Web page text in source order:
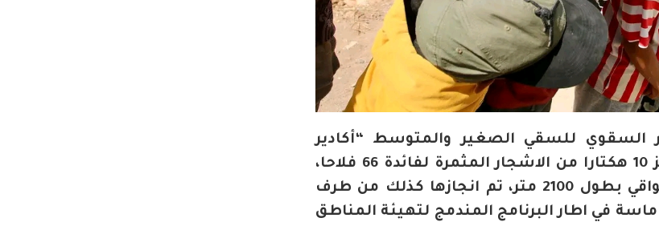
السقوي للسقي الصغير والمتوسط “أكادير
الجامع- تالبورين” الممتد على مساحة تناهز 10 هكتارا من الاشجار المثمرة لفائدة 66 فلاحا،
وتم سقي المدار بفضل شبكة ري من السواقي بطول 2100 متر، تم انجازها كذلك من طرف
في اطار البرنامج المندمج لتهيئة المناطق